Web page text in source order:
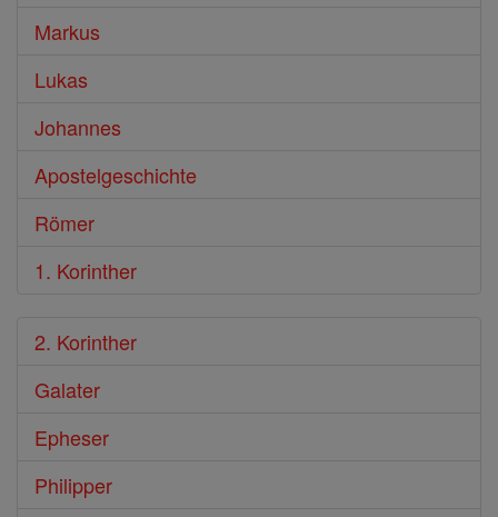
Markus
Lukas
Johannes
Apostelgeschichte
Römer
1. Korinther
2. Korinther
Galater
Epheser
Philipper